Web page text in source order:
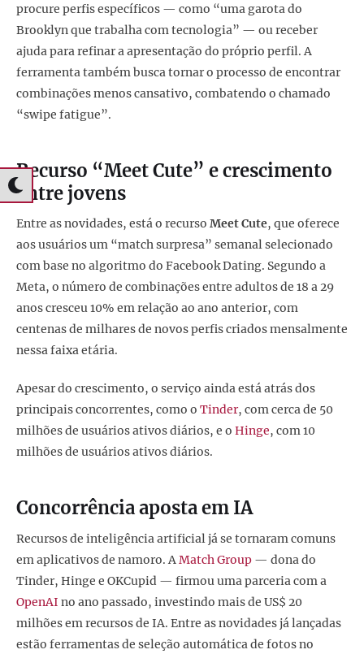
procure perfis específicos — como “uma garota do
Brooklyn que trabalha com tecnologia” — ou receber
ajuda para refinar a apresentação do próprio perfil. A
ferramenta também busca tornar o processo de encontrar
combinações menos cansativo, combatendo o chamado
“swipe fatigue”.
Recurso “Meet Cute” e crescimento
entre jovens
Entre as novidades, está o recurso Meet Cute, que oferece
aos usuários um “match surpresa” semanal selecionado
com base no algoritmo do Facebook Dating. Segundo a
Meta, o número de combinações entre adultos de 18 a 29
anos cresceu 10% em relação ao ano anterior, com
centenas de milhares de novos perfis criados mensalmente
nessa faixa etária.
Apesar do crescimento, o serviço ainda está atrás dos
principais concorrentes, como o Tinder, com cerca de 50
milhões de usuários ativos diários, e o Hinge, com 10
milhões de usuários ativos diários.
Concorrência aposta em IA
Recursos de inteligência artificial já se tornaram comuns
em aplicativos de namoro. AMatch Group — dona do
Tinder, Hinge e OKCupid — firmou uma parceria com a
OpenAI no ano passado, investindo mais de US$ 20
milhões em recursos de IA. Entre as novidades já lançadas
estão ferramentas de seleção automática de fotos no